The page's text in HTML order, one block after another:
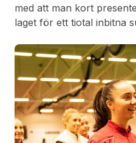
med att man kort
laget för ett tiotal inbitna